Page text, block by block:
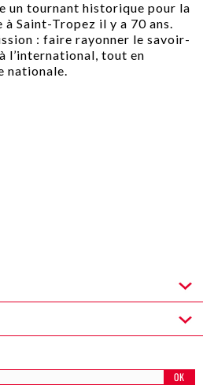
un tournant historique pour la
Saint-Tropez il y a 70 ans.
: faire rayonner le savoir-
l’international, tout en
nationale.
OK